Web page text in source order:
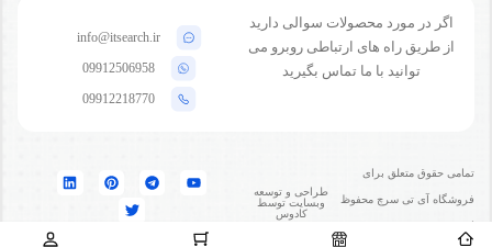
اگر در مورد محصولات سوالی دارید
از طریق راه های ارتباطی روبرو می
توانید با ما تماس بگیرید
info@itsearch.ir
09912506958
09912218770
تمامی حقوق متعلق برای
فروشگاه آی تی سرچ محفوظ
است
طراحی و توسعه
وبسایت توسط
کادوس